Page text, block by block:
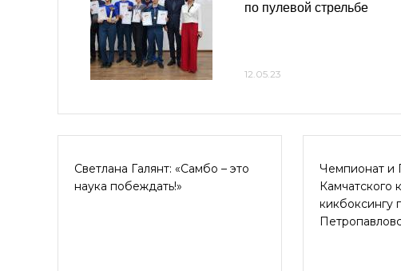
по пулевой стрельбе
12.05.23
Светлана Галянт: «Самбо – это
наука побеждать!»
Чемпионат и
Камчатского
кикбоксингу